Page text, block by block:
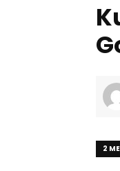
2